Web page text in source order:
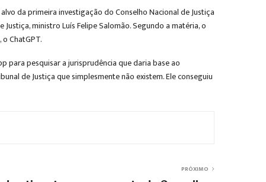
da primeira investigação do Conselho Nacional de Justiça
ministro Luís Felipe Salomão. Segundo a matéria, o
ChatGPT.
para pesquisar a jurisprudência que daria base ao
de Justiça que simplesmente não existem. Ele conseguiu
PRÓXIMO